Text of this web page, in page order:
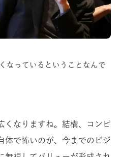
なっているということなんで
くなりますね。結構、コンピ
体で怖いのが、今までのビジ